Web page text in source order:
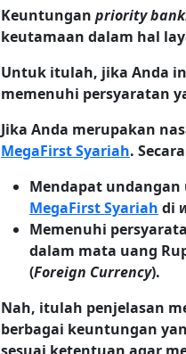
Keuntungan priority
keutamaan dalam hal
Untuk itulah, jika Anda
memenuhi persyaratan
Jika Anda merupakan
MegaFirst Syariah.
Mendapat undangan
MegaFirst Syariah di
Memenuhi
dalam mata uang
(Foreign Currency).
Nah, itulah penjelasan
berbagai keuntungan